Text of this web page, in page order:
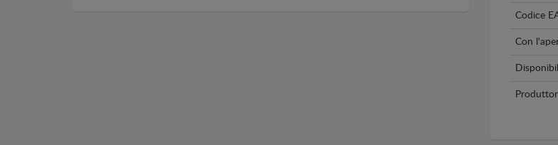
Codice
Con